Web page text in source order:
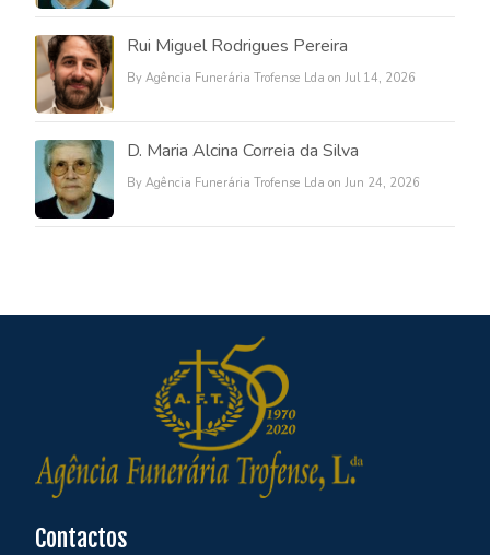
Rui Miguel Rodrigues Pereira
By Agência Funerária Trofense Lda on Jul 14, 2026
D. Maria Alcina Correia da Silva
By Agência Funerária Trofense Lda on Jun 24, 2026
Contactos